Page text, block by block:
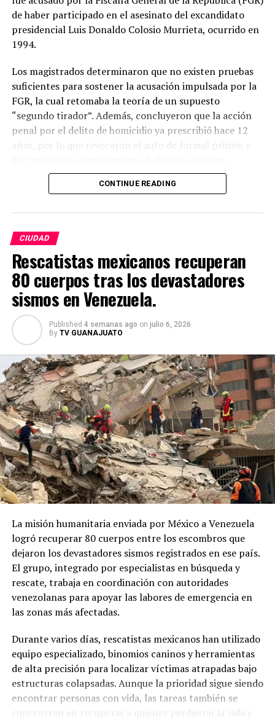
de haber participado en el asesinato del excandidato
presidencial Luis Donaldo Colosio Murrieta, ocurrido en
1994.
Los magistrados determinaron que no existen pruebas
suficientes para sostener la acusación impulsada por la
FGR, la cual retomaba la teoría de un supuesto
“segundo tirador”. Además, concluyeron que la acción
penal por el delito de homicidio ya prescribió hace 12
años, por lo que revocaron el auto de formal prisión y
La resolución ordena la libertad inmediata de Sánchez
permanecer en prisión si enfrenta otras causas penales
distintas. Con este fallo, la FGR ya no podrá volver a
ejercer acción penal por esta acusación, salvo que la
familia de Colosio promueva un amparo para impugnar
la decisión.
El asesinato de Luis Donaldo Colosio, ocurrido el 23 de
marzo de 1994 en Lomas Taurinas, Tijuana, es uno de
los magnicidios más emblemáticos de la historia reciente
de México. Durante décadas ha estado rodeado de
teorías e investigaciones, aunque Mario Aburto
Martínez continúa siendo el único sentenciado como
autor material del crimen.
CONTINUE READING
CIUDAD
Rescatistas mexicanos recuperan
80 cuerpos tras los devastadores
sismos en Venezuela.
Published 4 semanas ago on julio 6, 2026
By TV GUANAJUATO
La misión humanitaria enviada por México a Venezuela
logró recuperar 80 cuerpos entre los escombros que
dejaron los devastadores sismos registrados en ese país.
El grupo, integrado por especialistas en búsqueda y
rescate, trabaja en coordinación con autoridades
venezolanas para apoyar las labores de emergencia en
las zonas más afectadas.
Durante varios días, rescatistas mexicanos han utilizado
equipo especializado, binomios caninos y herramientas
de alta precisión para localizar víctimas atrapadas bajo
estructuras colapsadas. Aunque la prioridad sigue siendo
encontrar personas con vida, las tareas también se
concentran en recuperar a quienes perdieron la vida y